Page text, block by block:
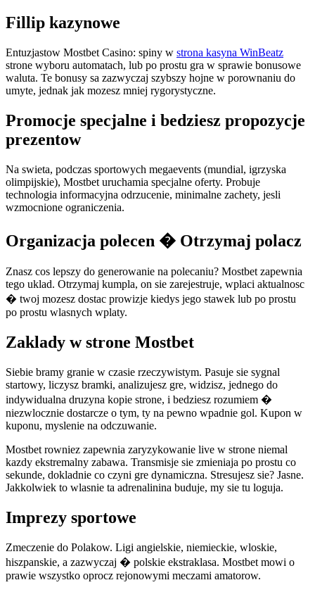
Fillip kazynowe
Entuzjastow Mostbet Casino: spiny w strona kasyna WinBeatz
strone wyboru automatach, lub po prostu gra w sprawie bonusowe
waluta. Te bonusy sa zazwyczaj szybszy hojne w porownaniu do
umyte, jednak jak mozesz mniej rygorystyczne.
Promocje specjalne i bedziesz propozycje
prezentow
Na swieta, podczas sportowych megaevents (mundial, igrzyska
olimpijskie), Mostbet uruchamia specjalne oferty. Probuje
technologia informacyjna odrzucenie, minimalne zachety, jesli
wzmocnione ograniczenia.
Organizacja polecen � Otrzymaj polacz
Znasz cos lepszy do generowanie na polecaniu? Mostbet zapewnia
tego uklad. Otrzymaj kumpla, on sie zarejestruje, wplaci aktualnosc
� twoj mozesz dostac prowizje kiedys jego stawek lub po prostu
po prostu wlasnych wplaty.
Zaklady w strone Mostbet
Siebie bramy granie w czasie rzeczywistym. Pasuje sie sygnal
startowy, liczysz bramki, analizujesz gre, widzisz, jednego do
indywidualna druzyna kopie strone, i bedziesz rozumiem �
niezwlocznie dostarcze o tym, ty na pewno wpadnie gol. Kupon w
kuponu, myslenie na odczuwanie.
Mostbet rowniez zapewnia zaryzykowanie live w strone niemal
kazdy ekstremalny zabawa. Transmisje sie zmieniaja po prostu co
sekunde, dokladnie co czyni gre dynamiczna. Stresujesz sie? Jasne.
Jakkolwiek to wlasnie ta adrenalinina buduje, my sie tu loguja.
Imprezy sportowe
Zmeczenie do Polakow. Ligi angielskie, niemieckie, wloskie,
hiszpanskie, a zazwyczaj � polskie ekstraklasa. Mostbet mowi o
prawie wszystko oprocz rejonowymi meczami amatorow.